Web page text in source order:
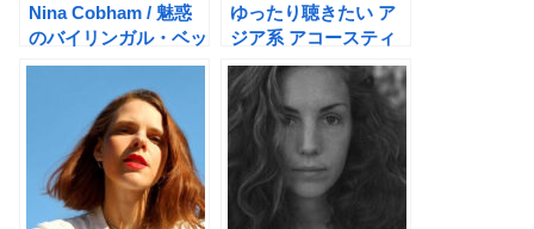
Nina Cobham / 魅惑
のバイリンガル・ベッ
ドルームR&B-ポップ
ゆったり聴きたい ア
ジア系 アコースティ
ックR&B 7選